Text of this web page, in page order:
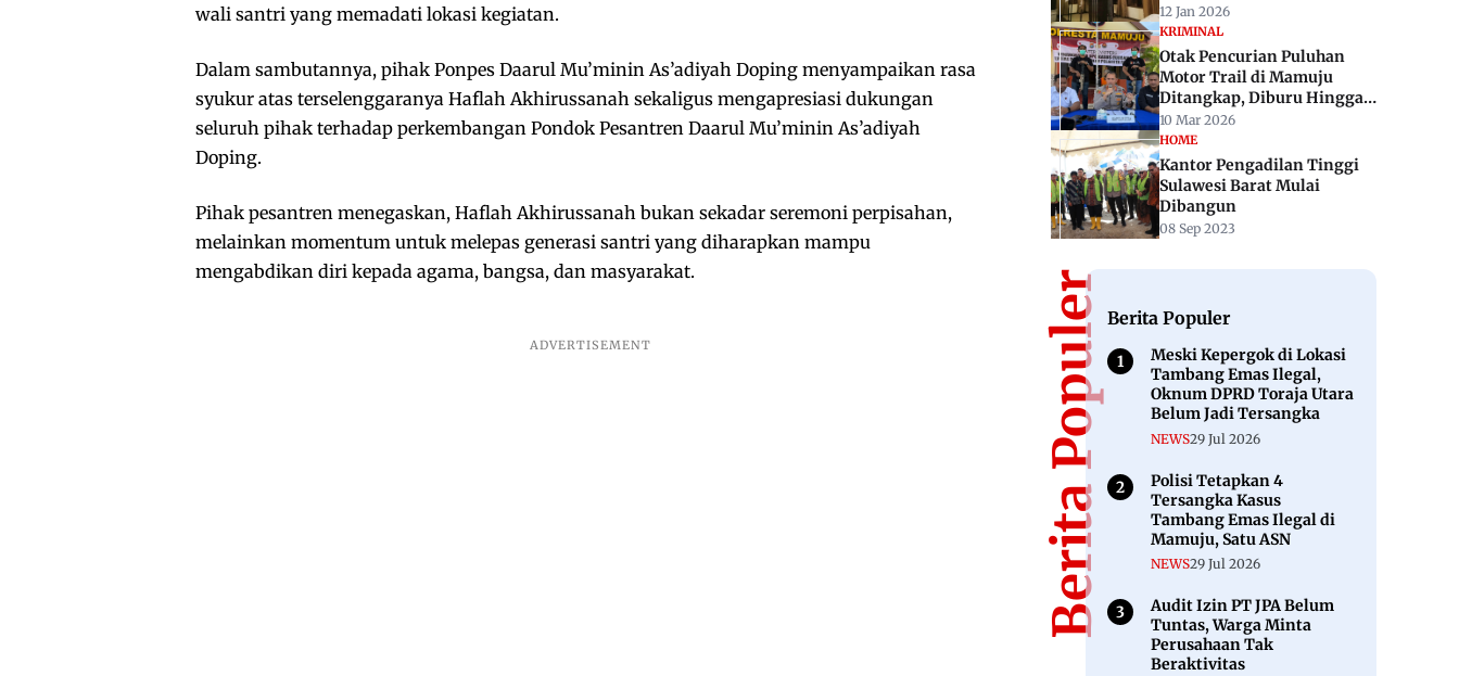
wali santri yang memadati lokasi kegiatan.
Dalam sambutannya, pihak Ponpes Daarul Mu’minin As’adiyah Doping menyampaikan rasa
syukur atas terselenggaranya Haflah Akhirussanah sekaligus mengapresiasi dukungan
seluruh pihak terhadap perkembangan Pondok Pesantren Daarul Mu’minin As’adiyah
Doping.
Pihak pesantren menegaskan, Haflah Akhirussanah bukan sekadar seremoni perpisahan,
melainkan momentum untuk melepas generasi santri yang diharapkan mampu
mengabdikan diri kepada agama, bangsa, dan masyarakat.
12 Jan 2026
KRIMINAL
Otak Pencurian Puluhan
Motor Trail di Mamuju
Ditangkap, Diburu Hingga
ke Sulut
10 Mar 2026
HOME
Kantor Pengadilan Tinggi
Sulawesi Barat Mulai
Dibangun
08 Sep 2023
Berita PopulerBerita Populer
Meski Kepergok di Lokasi
Tambang Emas Ilegal,
Oknum DPRD Toraja Utara
Belum Jadi Tersangka
NEWS29 Jul 2026
Polisi Tetapkan 4
Tersangka Kasus
Tambang Emas Ilegal di
Mamuju, Satu ASN
NEWS29 Jul 2026
Audit Izin PT JPA Belum
Tuntas, Warga Minta
Perusahaan Tak
Beraktivitas